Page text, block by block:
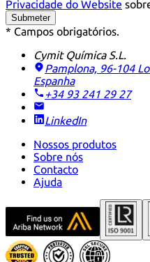
Privacidade do Website
Submeter
* Campos obrigatórios.
Cymit Química S.L.
Pamplona, 96-104
Espanha
+34 93 241 29 27
LinkedIn
Nossos produtos
Sobre nós
Contacto
Ajuda